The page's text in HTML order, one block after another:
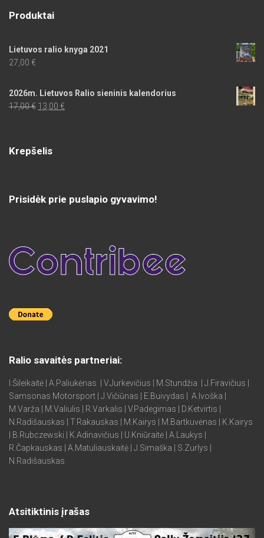
Produktai
Lietuvos ralio knyga 2021
27,00 €
2026m. Lietuvos Ralio sieninis kalendorius
17,00€ Original
13,00 €Current
Krepšelis
Prisidėk prie puslapio gyvavimo!
Ralio savaitės partneriai:
I.Šileikaitė | A.Paliukėnas | V.Jurkevičius | M.Stundžia | J.Firavičius |
Samsonas Motorsport | J.Vičiūnas | E.Buivydas | A.Ivoška |
M.Varža | M.Valiulis | R.Varkalis | V.Padegimas | D.Ketvirtis |
N.Radišauskas | T.Rakauskas | M.Kairys | M.Bartkuvėnas | K.Kairys
| B.Rubczewski | K.Adinavičius | U.Kniūraitė | A.Laukys |
R.Čapkauskas | A.Matuliauskaitė | J.Simaška | S.Zurlys |
N.Radišauskas
Atsitiktinis įrašas